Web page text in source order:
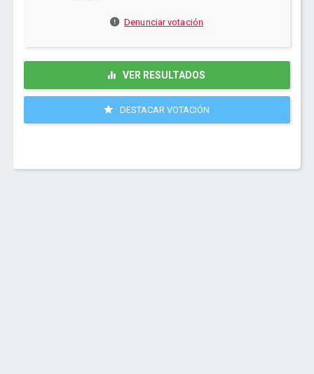
Denunciar votación
VER RESULTADOS
DESTACAR VOTACIÓN